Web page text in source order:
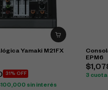
Yamaki M21FX
31% OFF
100,000 sin interés
EPM6
$
3